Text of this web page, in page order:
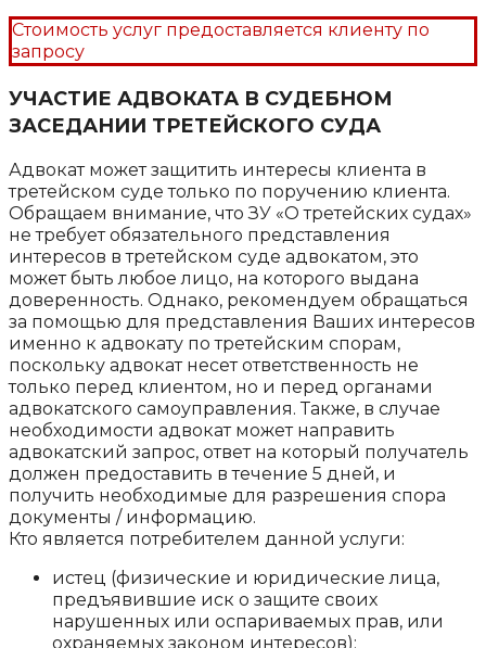
Стоимость услуг предоставляется клиенту по
запросу
УЧАСТИЕ АДВОКАТА В СУДЕБНОМ
ЗАСЕДАНИИ ТРЕТЕЙСКОГО СУДА
Адвокат может защитить интересы клиента в
третейском суде только по поручению клиента.
Обращаем внимание, что ЗУ «О третейских судах»
не требует обязательного представления
интересов в третейском суде адвокатом, это
может быть любое лицо, на которого выдана
доверенность. Однако, рекомендуем обращаться
за помощью для представления Ваших интересов
именно к адвокату по третейским спорам,
поскольку адвокат несет ответственность не
только перед клиентом, но и перед органами
адвокатского самоуправления. Также, в случае
необходимости адвокат может направить
адвокатский запрос, ответ на который получатель
должен предоставить в течение 5 дней, и
получить необходимые для разрешения спора
документы / информацию.
Кто является потребителем данной услуги:
истец (физические и юридические лица,
предъявившие иск о защите своих
нарушенных или оспариваемых прав, или
охраняемых законом интересов);